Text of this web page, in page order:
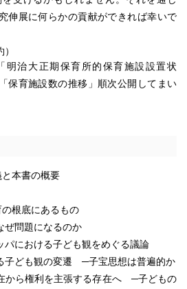
伸展に何らかの貢献ができれば幸いで
明治大正期保育所的保育施設設置状
保育施設数の推移」順次公開してまい
本書の概要
根底にあるもの
問題になるのか
おける子ども観をめぐる議論
ども観の変遷 ─子宝思想は普遍的か
ら権利を主張する存在へ ─子どもの